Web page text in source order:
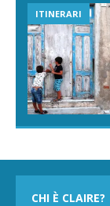
ITINERARI
CHI È CLAIRE?